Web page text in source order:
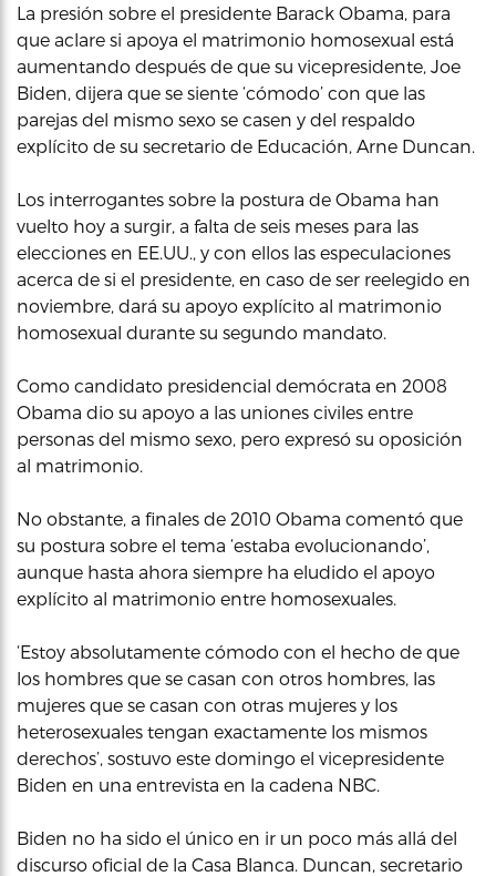
La presión sobre el presidente Barack Obama, para
que aclare si apoya el matrimonio homosexual está
aumentando después de que su vicepresidente, Joe
Biden, dijera que se siente ‘cómodo’ con que las
parejas del mismo sexo se casen y del respaldo
explícito de su secretario de Educación, Arne Duncan.
Los interrogantes sobre la postura de Obama han
vuelto hoy a surgir, a falta de seis meses para las
elecciones en EE.UU., y con ellos las especulaciones
acerca de si el presidente, en caso de ser reelegido en
noviembre, dará su apoyo explícito al matrimonio
homosexual durante su segundo mandato.
Como candidato presidencial demócrata en 2008
Obama dio su apoyo a las uniones civiles entre
personas del mismo sexo, pero expresó su oposición
al matrimonio.
No obstante, a finales de 2010 Obama comentó que
su postura sobre el tema ‘estaba evolucionando’,
aunque hasta ahora siempre ha eludido el apoyo
explícito al matrimonio entre homosexuales.
‘Estoy absolutamente cómodo con el hecho de que
los hombres que se casan con otros hombres, las
mujeres que se casan con otras mujeres y los
heterosexuales tengan exactamente los mismos
derechos’, sostuvo este domingo el vicepresidente
Biden en una entrevista en la cadena NBC.
Biden no ha sido el único en ir un poco más allá del
discurso oficial de la Casa Blanca. Duncan, secretario